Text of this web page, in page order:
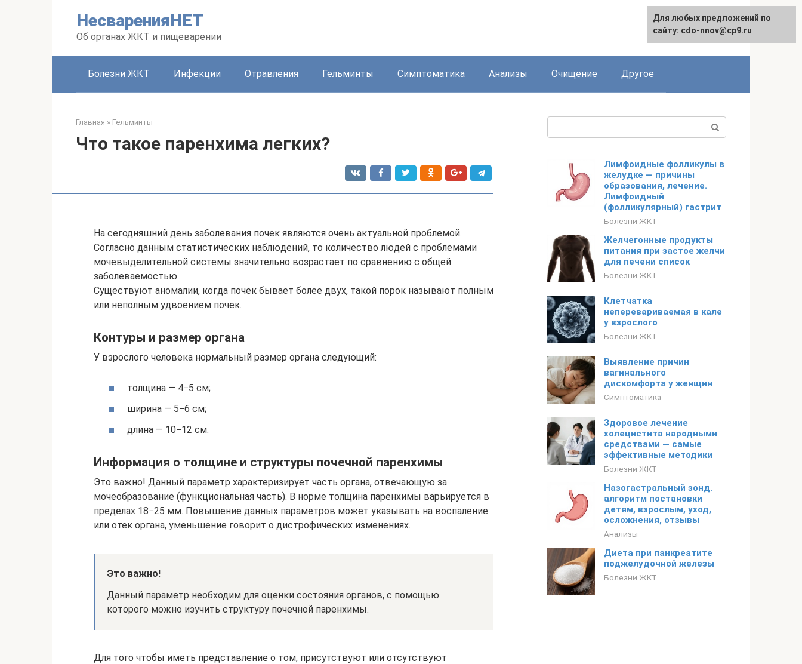
НесваренияНЕТ
Об органах ЖКТ и пищеварении
Болезни ЖКТ Инфекции Отравления Гельминты Симптоматика Анализы Очищение Другое
Главная » Гельминты
Что такое паренхима легких?
На сегодняшний день заболевания почек являются очень актуальной проблемой.
Согласно данным статистических наблюдений, то количество людей с проблемами
мочевыделительной системы значительно возрастает по сравнению с общей
заболеваемостью.
Существуют аномалии, когда почек бывает более двух, такой порок называют полным
или неполным удвоением почек.
Контуры и размер органа
У взрослого человека нормальный размер органа следующий:
толщина — 4−5 см;
ширина — 5−6 см;
длина — 10−12 см.
Информация о толщине и структуры почечной паренхимы
Это важно! Данный параметр характеризирует часть органа, отвечающую за
мочеобразование (функциональная часть). В норме толщина паренхимы варьируется в
пределах 18−25 мм. Повышение данных параметров может указывать на воспаление
или отек органа, уменьшение говорит о дистрофических изменениях.
Это важно!
Данный параметр необходим для оценки состояния органов, с помощью
которого можно изучить структуру почечной паренхимы.
Для того чтобы иметь представление о том, присутствуют или отсутствуют
Лимфоидные фолликулы в
желудке — причины
образования, лечение.
Лимфоидный
(фолликулярный) гастрит
Болезни ЖКТ
Желчегонные продукты
питания при застое желчи
для печени список
Болезни ЖКТ
Клетчатка
неперевариваемая в кале
у взрослого
Болезни ЖКТ
Выявление причин
вагинального
дискомфорта у женщин
Симптоматика
Здоровое лечение
холецистита народными
средствами — самые
эффективные методики
Болезни ЖКТ
Назогастральный зонд.
алгоритм постановки
детям, взрослым, уход,
осложнения, отзывы
Анализы
Диета при панкреатите
поджелудочной железы
Болезни ЖКТ
Для любых предложений по
сайту: cdo-nnov@cp9.ru